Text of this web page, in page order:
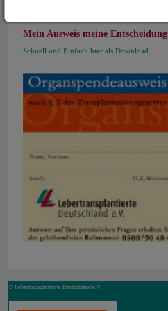
Mein Ausweis meine Entscheidung
Schnell und Einfach hier als Download
© Lebertransplantierte Deutschland e.V.